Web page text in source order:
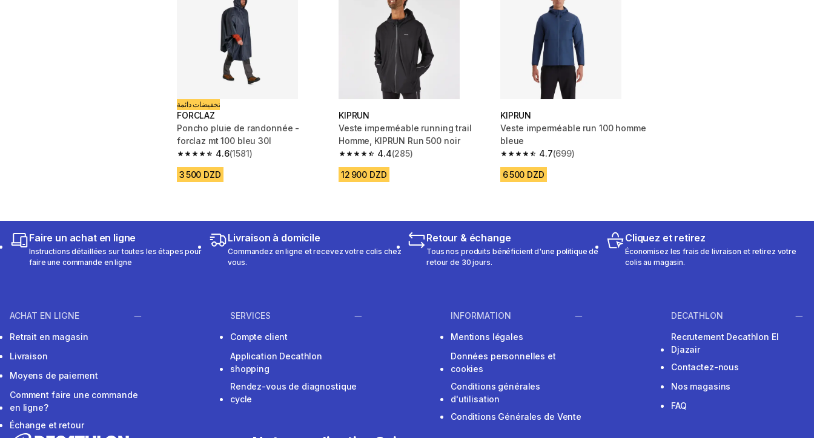
تخفيضات دائمة
FORCLAZ
Poncho pluie de randonnée -
forclaz mt 100 bleu 30l
4.6
4.6 out of 5 stars from 1581 reviews
(1581)
3 500 DZD
KIPRUN
Veste imperméable running trail
Homme, KIPRUN Run 500 noir
4.4
4.4 out of 5 stars from 285 reviews
(285)
12 900 DZD
KIPRUN
Veste imperméable run 100 homme
bleue
4.7
4.7 out of 5 stars from 699 reviews
(699)
6 500 DZD
Faire un achat en ligne
Instructions détaillées sur toutes les étapes pour
faire une commande en ligne
Livraison à domicile
Commandez en ligne et recevez votre colis chez
vous.
Retour & échange
Tous nos produits bénéficient d'une politique de
retour de 30 jours.
Cliquez et retirez
Économisez les frais de livraison et retirez votre
colis au magasin.
ACHAT EN LIGNE
Retrait en magasin
Livraison
Moyens de paiement
Comment faire une commande
en ligne?
Échange et retour
SERVICES
Compte client
Application Decathlon
shopping
Rendez-vous de diagnostique
cycle
INFORMATION
Mentions légales
Données personnelles et
cookies
Conditions générales
d'utilisation
Conditions Générales de Vente
DECATHLON
Recrutement Decathlon El
Djazair
Contactez-nous
Nos magasins
FAQ